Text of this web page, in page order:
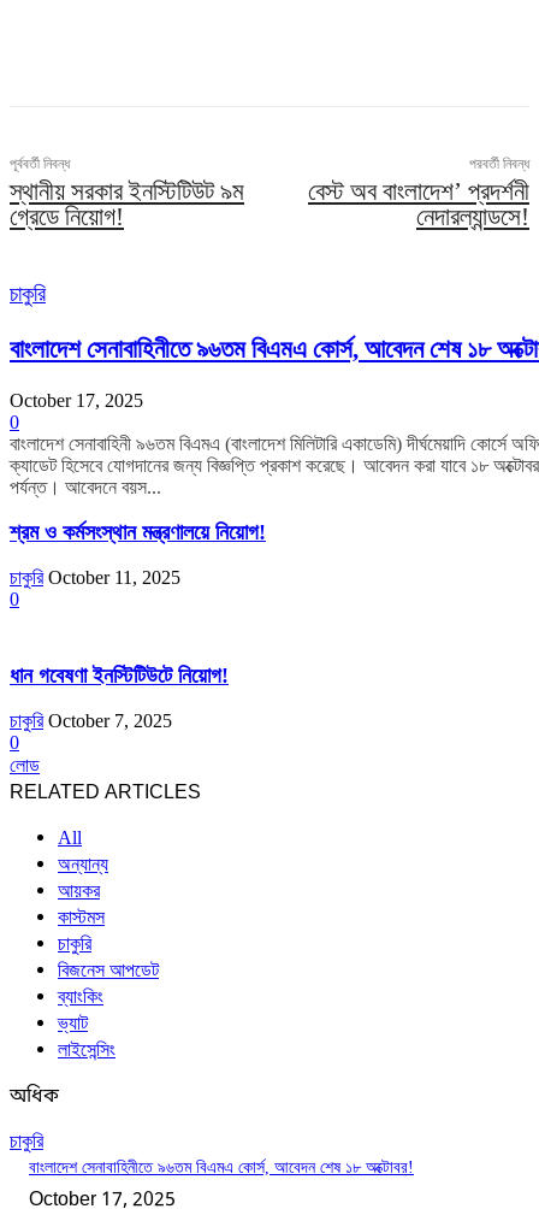
পূর্ববর্তী নিবন্ধ
স্থানীয় সরকার ইনস্টিটিউট ৯ম
গ্রেডে নিয়োগ!
পরবর্তী নিবন্ধ
বেস্ট অব বাংলাদেশ’ প্রদর্শনী
নেদারল্যান্ডসে!
চাকুরি
বাংলাদেশ সেনাবাহিনীতে ৯৬তম বিএমএ কোর্স, আবেদন শেষ ১৮
October 17, 2025
0
বাংলাদেশ সেনাবাহিনী ৯৬তম বিএমএ (বাংলাদেশ মিলিটারি একাডেমি) দীর্ঘমেয়াদি কোর্সে
ক্যাডেট হিসেবে যোগদানের জন্য বিজ্ঞপ্তি প্রকাশ করেছে। আবেদন করা যাবে ১৮ অক্টোবর
পর্যন্ত। আবেদনে বয়স...
শ্রম ও কর্মসংস্থান মন্ত্রণালয়ে নিয়োগ!
চাকুরি October 11, 2025
0
ধান গবেষণা ইনস্টিটিউটে নিয়োগ!
চাকুরি October 7, 2025
0
লোড
RELATED ARTICLES
All
অন্যান্য
আয়কর
কাস্টমস
চাকুরি
বিজনেস আপডেট
ব্যাংকিং
ভ্যাট
লাইসেন্সিং
অধিক
চাকুরি
বাংলাদেশ সেনাবাহিনীতে ৯৬তম বিএমএ কোর্স, আবেদন শেষ ১৮ অক্টোবর!
October 17, 2025